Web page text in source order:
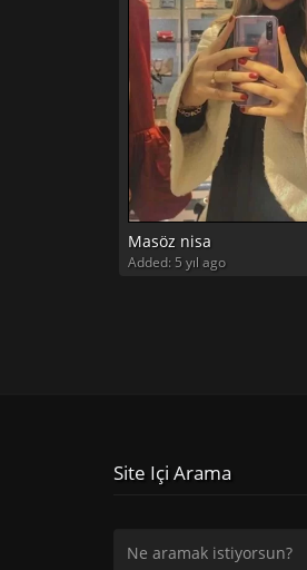
Masöz nisa
Added: 5 yıl ago
Site Içi Arama